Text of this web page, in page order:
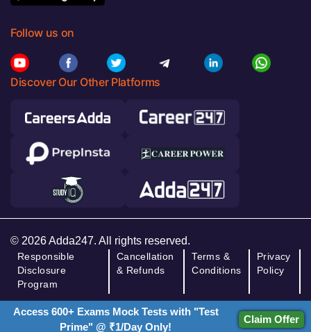
Follow us on
Discover Our Other Platforms
© 2026 Adda247. All rights reserved.
Responsible
Disclosure
Program
Cancellation
& Refunds
Terms &
Conditions
Privacy
Policy
Access 600+ Exams Mock Tests with "Test
Prime" @ ₹1/Day Only!
Claim Offer